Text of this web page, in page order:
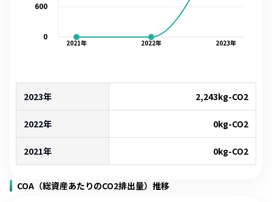
2021年 2022年 2023年
0
600
2023年 2,243kg-CO2
2022年 0kg-CO2
2021年 0kg-CO2
COA（総資産あたりのCO2排出量）推移